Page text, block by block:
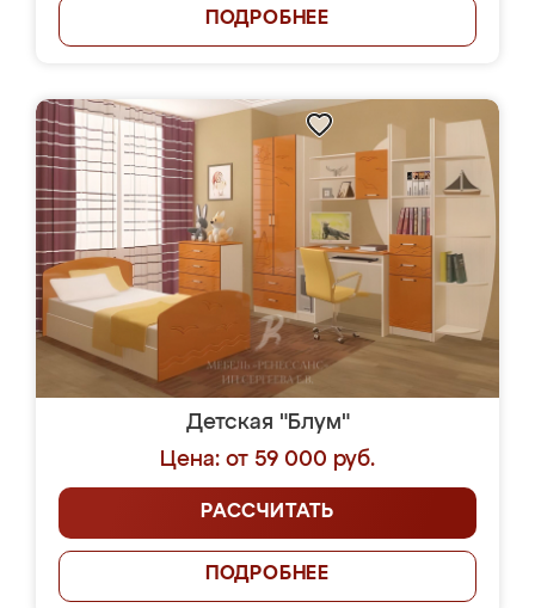
ПОДРОБНЕЕ
Детская "Блум"
Цена: от 59 000 руб.
РАССЧИТАТЬ
ПОДРОБНЕЕ